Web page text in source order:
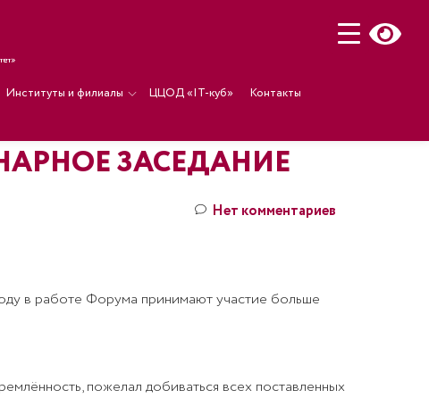
Институты и филиалы ЦЦОД «IT-куб»
Контакты
ЗАСЕДАНИЕ
Нет комментариев
в работе Форума принимают участие больше
пожелал добиваться всех поставленных